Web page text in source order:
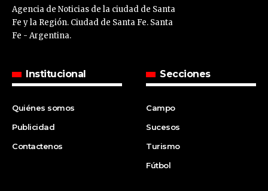
Agencia de Noticias de la ciudad de Santa
Fe y la Región. Ciudad de Santa Fe. Santa
Fe - Argentina.
Institucional
Quiénes somos
Publicidad
Contactenos
Secciones
Campo
Sucesos
Turismo
Fútbol